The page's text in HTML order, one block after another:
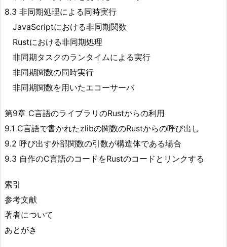
8.3 非同期処理による同時実行
JavaScriptにおける非同期関数
Rustにおける非同期処理
非同期タスクのランタイムによる実行
非同期関数の同時実行
非同期関数を用いたエコーサーバ
第9章 C言語のライブラリのRustからの利用
9.1 C言語で書かれたzlibの関数のRustからの呼び出し
9.2 呼び出す外部関数の引数が構造体である場合
9.3 自作のC言語のコードをRustのコードとリンクする
索引
参考文献
著者について
あとがき